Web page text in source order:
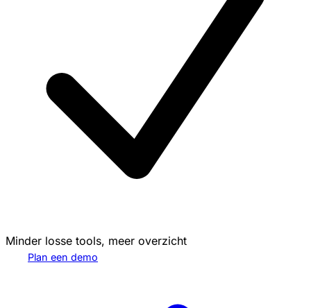
Minder losse tools, meer overzicht
Plan een demo